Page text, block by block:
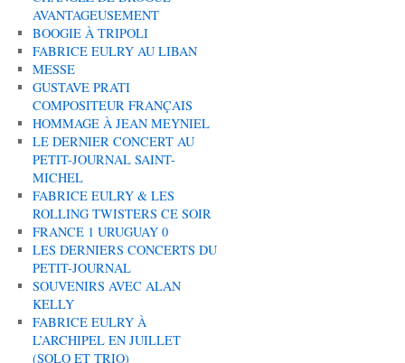
AVANTAGEUSEMENT
BOOGIE À TRIPOLI
FABRICE EULRY AU LIBAN
MESSE
GUSTAVE PRATI
COMPOSITEUR FRANÇAIS
HOMMAGE À JEAN MEYNIEL
LE DERNIER CONCERT AU
PETIT-JOURNAL SAINT-
MICHEL
FABRICE EULRY & LES
ROLLING TWISTERS CE SOIR
FRANCE 1 URUGUAY 0
LES DERNIERS CONCERTS DU
PETIT-JOURNAL
SOUVENIRS AVEC ALAN
KELLY
FABRICE EULRY À
L’ARCHIPEL EN JUILLET
(SOLO ET TRIO)